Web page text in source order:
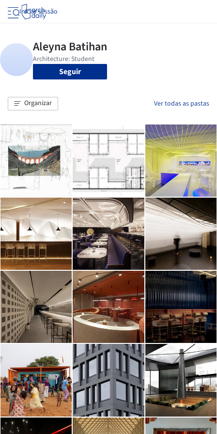
Iniciar sessão
Seguir
Organizar Ver todas as pastas